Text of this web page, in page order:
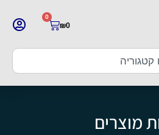
₪0
0
מוצרים